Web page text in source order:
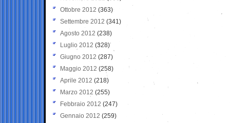
Ottobre 2012 (363)
Settembre 2012 (341)
Agosto 2012 (238)
Luglio 2012 (328)
Giugno 2012 (287)
Maggio 2012 (258)
Aprile 2012 (218)
Marzo 2012 (255)
Febbraio 2012 (247)
Gennaio 2012 (259)